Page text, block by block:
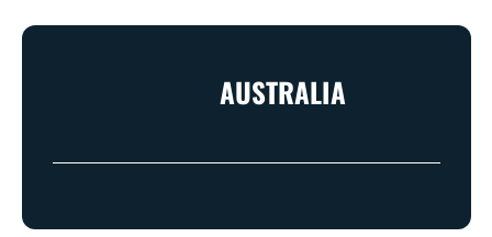
AUSTRALIA